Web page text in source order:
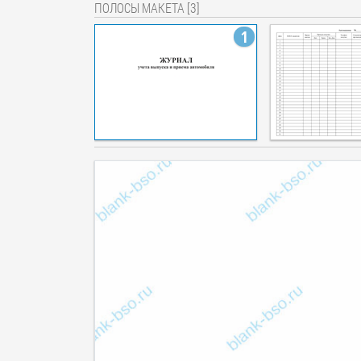
ПОЛОСЫ МАКЕТА [3]
1